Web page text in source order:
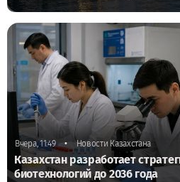
Вчера, 11:49 • Новости Казахстана
Казахстан разработает
биотехнологий до 2036 года